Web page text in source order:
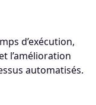
d’exécution,
l’amélioration
automatisés.